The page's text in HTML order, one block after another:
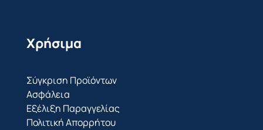
Χρήσιμα
Σύγκριση Προϊόντων
Ασφάλεια
Εξέλιξη Παραγγελίας
Πολιτική Απορρήτου